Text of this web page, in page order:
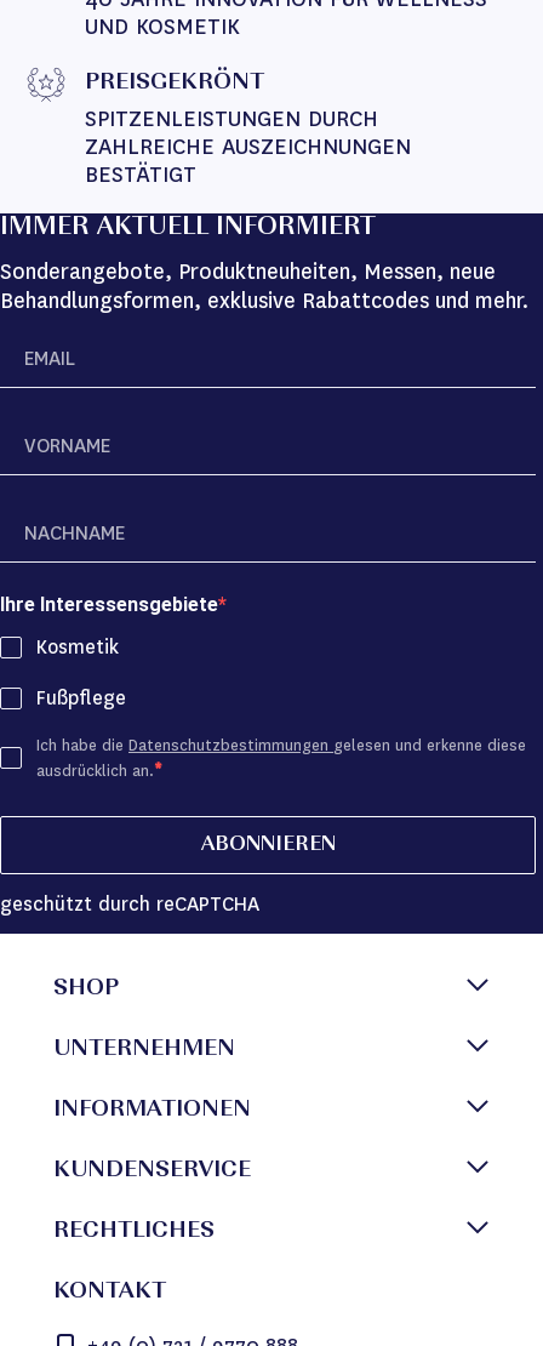
UND KOSMETIK
PREISGEKRÖNT
SPITZENLEISTUNGEN DURCH
ZAHLREICHE AUSZEICHNUNGEN
BESTÄTIGT
IMMER AKTUELL INFORMIERT
Sonderangebote, Produktneuheiten, Messen, neue
Behandlungsformen, exklusive Rabattcodes und mehr.
Ihre Interessensgebiete
Kosmetik
Fußpflege
Ich habe die Datenschutzbestimmungen gelesen und erkenne diese
ausdrücklich an.
ABONNIEREN
geschützt durch reCAPTCHA
SHOP
UNTERNEHMEN
INFORMATIONEN
KUNDENSERVICE
RECHTLICHES
KONTAKT